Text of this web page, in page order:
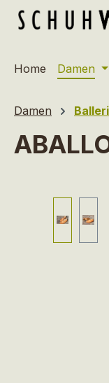
Hauptinhalt
Zur Suche springen
Zur
Home Damen
Damen
Bildergalerie